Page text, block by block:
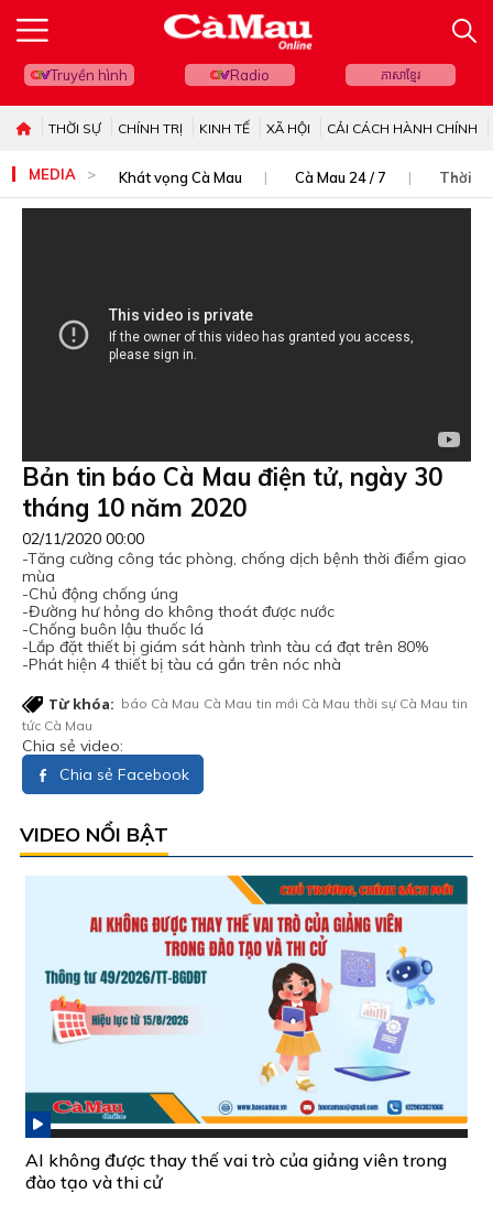
Truyền hình Radio ភាសាខ្មែរ
THỜI SỰ CHÍNH TRỊ KINH TẾ XÃ HỘI CẢI CÁCH HÀNH CHÍNH
MEDIA Khát vọng Cà Mau Cà Mau 24 / 7 Thời sự
Bản tin báo Cà Mau điện tử, ngày 30
tháng 10 năm 2020
02/11/2020 00:00
-Tăng cường công tác phòng, chống dịch bệnh thời điểm giao
mùa
-Chủ động chống úng
-Đường hư hỏng do không thoát được nước
-Chống buôn lậu thuốc lá
-Lắp đặt thiết bị giám sát hành trình tàu cá đạt trên 80%
-Phát hiện 4 thiết bị tàu cá gắn trên nóc nhà
Từ khóa: báo Cà Mau Cà Mau tin mới Cà Mau thời sự Cà Mau tin
tức Cà Mau
Chia sẻ video:
Chia sẻ Facebook
VIDEO NỔI BẬT
AI không được thay thế vai trò của giảng viên trong
đào tạo và thi cử